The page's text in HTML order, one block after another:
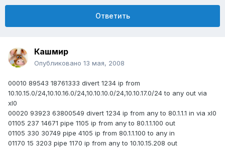
Ответить
Кашмир
Опубликовано 13 мая, 2008
00010 89543 18761333 divert 1234 ip from
10.10.15.0/24,10.10.16.0/24,10.10.10.0/24,10.10.17.0/24 to any out via
xl0
00020 93923 63800549 divert 1234 ip from any to 80.1.1.1 in via xl0
01105 237 14671 pipe 1105 ip from any to 80.1.1.100 out
01105 330 30749 pipe 4105 ip from 80.1.1.100 to any in
01170 15 3203 pipe 1170 ip from any to 10.10.15.208 out